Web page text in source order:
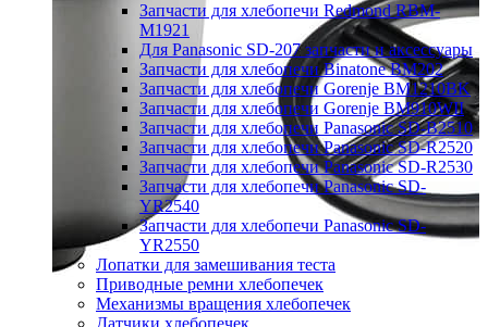
Запчасти для хлебопечи Redmond RBM-
M1921
Для Panasonic SD-207 запчасти и аксессуары
Запчасти для хлебопечи Binatone BM202
Запчасти для хлебопечи Gorenje BM1210BK
Запчасти для хлебопечи Gorenje BM910WII
Запчасти для хлебопечи Panasonic SD-B2510
Запчасти для хлебопечи Panasonic SD-R2520
Запчасти для хлебопечи Panasonic SD-R2530
Запчасти для хлебопечи Panasonic SD-
YR2540
Запчасти для хлебопечи Panasonic SD-
YR2550
Лопатки для замешивания теста
Приводные ремни хлебопечек
Механизмы вращения хлебопечек
Датчики хлебопечек